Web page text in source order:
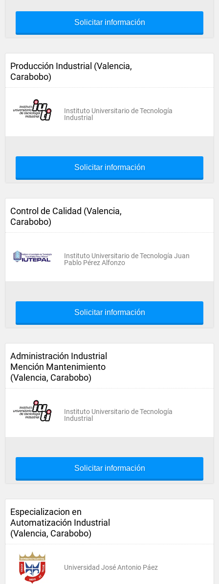
Solicitar información
Producción Industrial (Valencia,
Carabobo)
Instituto Universitario de Tecnología
Industrial
Solicitar información
Control de Calidad (Valencia,
Carabobo)
Instituto Universitario de Tecnología Juan
Pablo Pérez Alfonzo
Solicitar información
Administración Industrial
Mención Mantenimiento
(Valencia, Carabobo)
Instituto Universitario de Tecnología
Industrial
Solicitar información
Especializacion en
Automatización Industrial
(Valencia, Carabobo)
Universidad José Antonio Páez